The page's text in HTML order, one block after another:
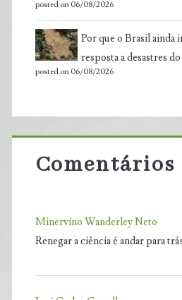
posted on 06/08/2026
Por que o Brasil ainda
resposta a desastres
posted on 06/08/2026
Comentários
Minervino Wanderley Neto
Renegar a ciência é andar para